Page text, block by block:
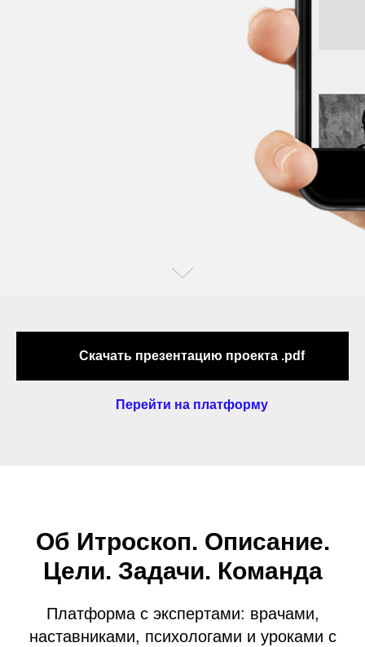
Скачать презентацию проекта .pdf
Перейти на платформу
Об Итроскоп. Описание.
Цели. Задачи. Команда
Платформа с экспертами: врачами,
наставниками, психологами и уроками с